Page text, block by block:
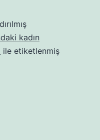
parkları
kadın
ile etiketlenmiş